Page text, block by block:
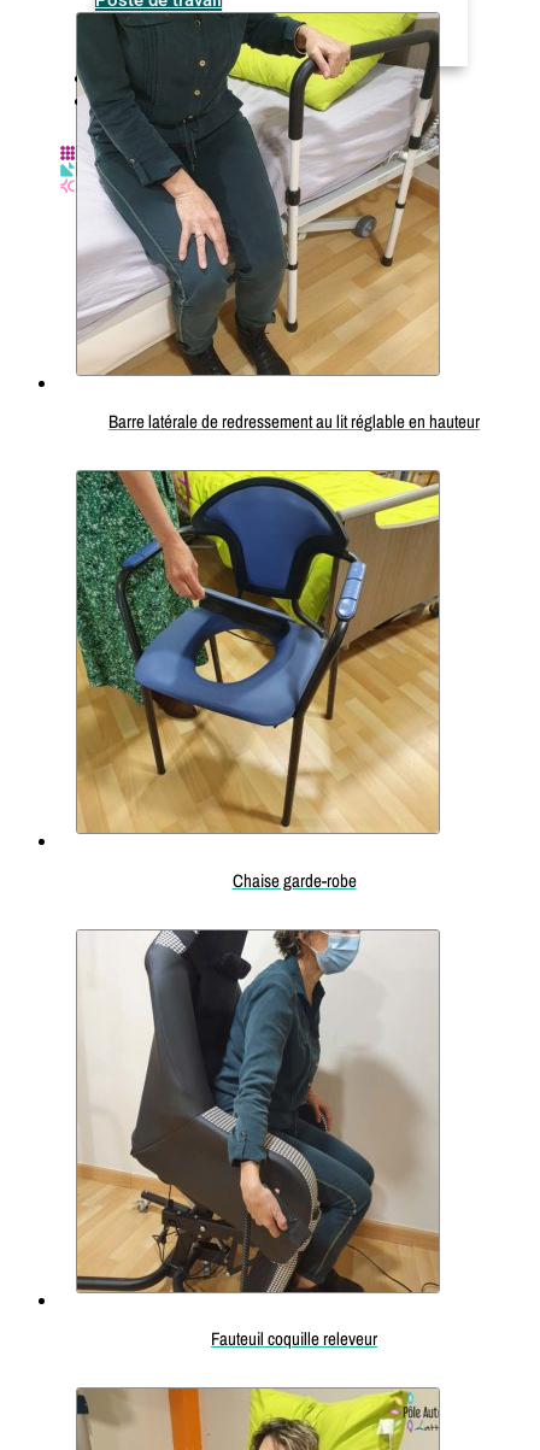
Vie quotidienne
Vision & audition
Actualités
Contact & accès
Barre latérale de redressement au lit réglable en hauteur
Chaise garde-robe
Fauteuil coquille releveur